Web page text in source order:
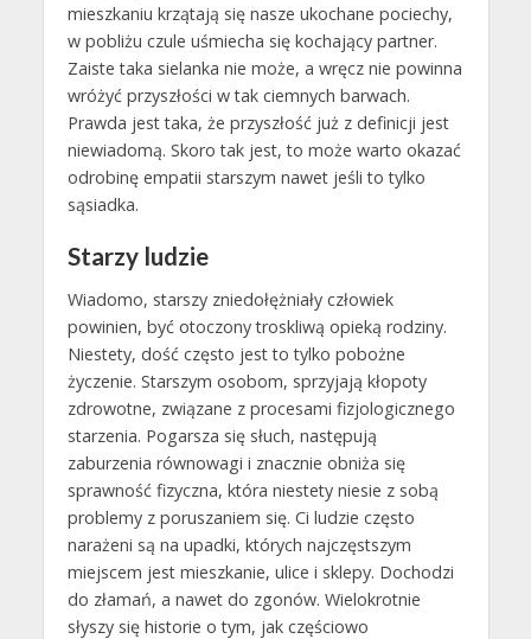
mieszkaniu krzątają się nasze ukochane pociechy,
w pobliżu czule uśmiecha się kochający partner.
Zaiste taka sielanka nie może, a wręcz nie powinna
wróżyć przyszłości w tak ciemnych barwach.
Prawda jest taka, że przyszłość już z definicji jest
niewiadomą. Skoro tak jest, to może warto okazać
odrobinę empatii starszym nawet jeśli to tylko
sąsiadka.
Starzy ludzie
Wiadomo, starszy zniedołężniały człowiek
powinien, być otoczony troskliwą opieką rodziny.
Niestety, dość często jest to tylko pobożne
życzenie. Starszym osobom, sprzyjają kłopoty
zdrowotne, związane z procesami fizjologicznego
starzenia. Pogarsza się słuch, następują
zaburzenia równowagi i znacznie obniża się
sprawność fizyczna, która niestety niesie z sobą
problemy z poruszaniem się. Ci ludzie często
narażeni są na upadki, których najczęstszym
miejscem jest mieszkanie, ulice i sklepy. Dochodzi
do złamań, a nawet do zgonów. Wielokrotnie
słyszy się historie o tym, jak częściowo